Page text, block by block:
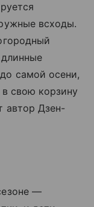
всходы.
самой осени,
в свою корзину
автор Дзен-
—